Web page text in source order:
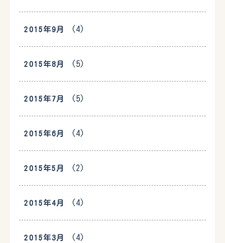
2015年9月 (4)
2015年8月 (5)
2015年7月 (5)
2015年6月 (4)
2015年5月 (2)
2015年4月 (4)
2015年3月 (4)